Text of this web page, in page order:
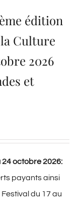
édition
Culture
2026
et
24 octobre 2026:
payants ainsi
du 17 au